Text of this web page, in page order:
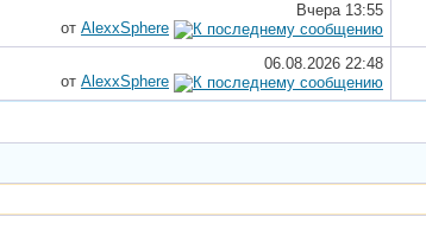
Вчера 13:55
от AlexxSphere
06.08.2026 22:48
от AlexxSphere